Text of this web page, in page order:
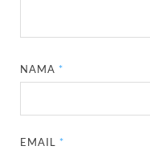
NAMA *
EMAIL *